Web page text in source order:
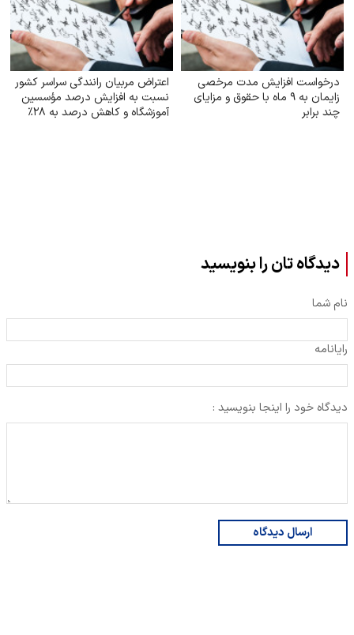
درخواست افزایش مدت مرخصی
زایمان به ۹ ماه با حقوق و مزایای
چند برابر
اعتراض مربیان رانندگی سراسر کشور
نسبت به افزایش درصد مؤسسین
آموزشگاه و کاهش درصد به ۲۸٪
دیدگاه تان را بنویسید
نام شما
رایانامه
دیدگاه خود را اینجا بنویسید :
ارسال دیدگاه